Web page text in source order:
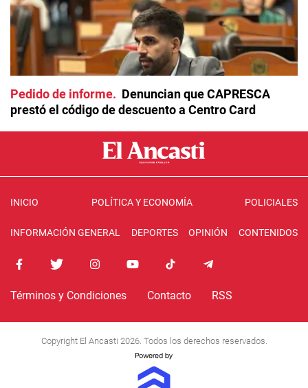
Pedido de informe
Denuncian que CAPRESCA
prestó el código de descuento a Centro Card
INICIO POLÍTICA Y ECONOMÍA POLICIALES
INFORMACIÓN GENERAL DEPORTES OPINIÓN CONTENIDOS
Términos y Condiciones Contacto RSS
Copyright El Ancasti 2026. Todos los derechos reservados.